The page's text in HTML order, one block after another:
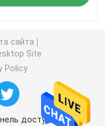
сайта
Site
Policy
доступа